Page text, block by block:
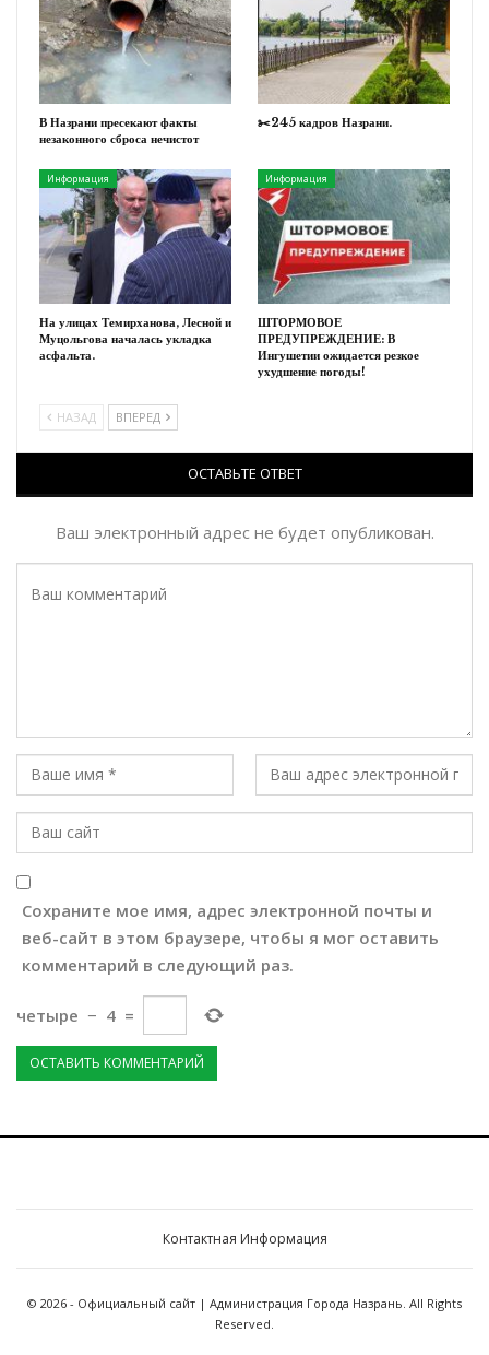
В Назрани пресекают факты
незаконного сброса нечистот
✂️245 кадров Назрани.
Информация
На улицах Темирханова, Лесной и
Муцольгова началась укладка
асфальта.
Информация
ШТОРМОВОЕ
ПРЕДУПРЕЖДЕНИЕ: В
Ингушетии ожидается резкое
ухудшение погоды!
НАЗАД ВПЕРЕД
ОСТАВЬТЕ ОТВЕТ
Ваш электронный адрес не будет опубликован.
Сохраните мое имя, адрес электронной почты и
веб-сайт в этом браузере, чтобы я мог оставить
комментарий в следующий раз.
четыре − 4 =
Контактная Информация
© 2026 - Официальный сайт | Администрация Города Назрань. All Rights
Reserved.